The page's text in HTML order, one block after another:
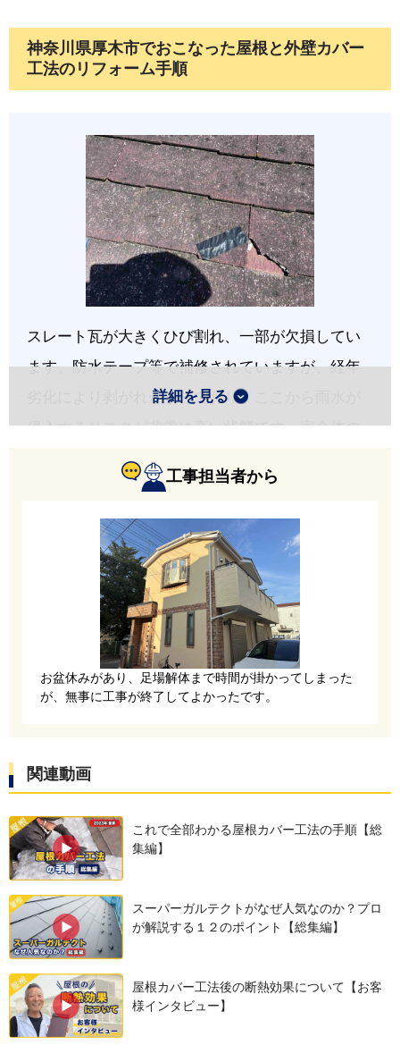
神奈川県厚木市でおこなった屋根と外壁カバー
工法のリフォーム手順
スレート瓦が大きくひび割れ、一部が欠損してい
ます。防水テープ等で補修されていますが、経年
劣化により剥がれかかっており、ここから雨水が
侵入するリスクが非常に高い状態です。家全体の
腐食や雨漏りに直結します。
粘着式の高品質な田島ルーフィング製タディスセ
根の面と面が合わさる谷の部分は、大雨の際に滝
も入念な防水処理が欠かせません。
詳細を見る
工事担当者から
お盆休みがあり、足場解体まで時間が掛かってしまった
が、無事に工事が終了してよかったです。
関連動画
これで全部わかる屋根カバー工法の手順【総
集編】
スーパーガルテクトがなぜ人気なのか？プロ
が解説する１２のポイント【総集編】
屋根カバー工法後の断熱効果について【お客
様インタビュー】